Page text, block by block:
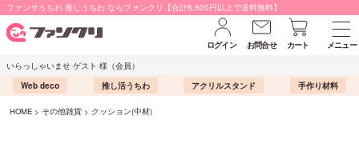
ファンサうちわ 推しうちわ ならファンクリ【合計6,600円以上で送料無料】
ログイン お問合せ カート
メニュー
いらっしゃいませ ゲスト 様（会員）
Web deco
推し活うちわ アクリルスタンド 手作り材料
HOME その他雑貨 クッション(中材)